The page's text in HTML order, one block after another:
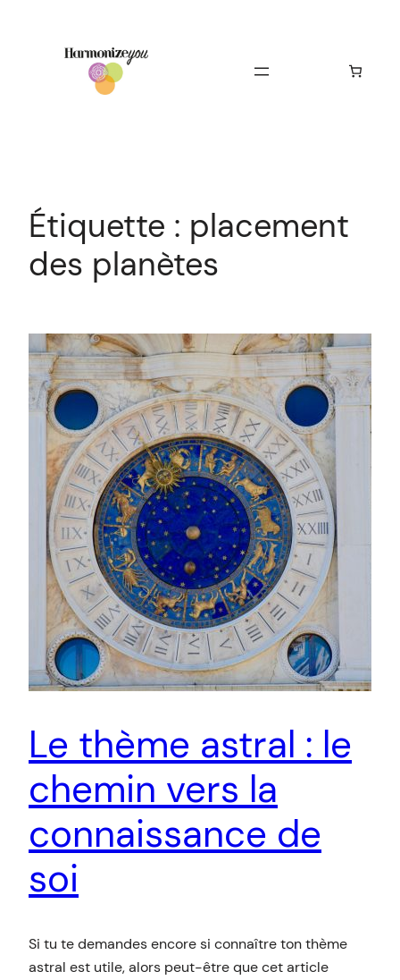
Étiquette : placement
des planètes
Le thème astral : le
chemin vers la
connaissance de
soi
Si tu te demandes encore si connaître ton thème
astral est utile, alors peut-être que cet article